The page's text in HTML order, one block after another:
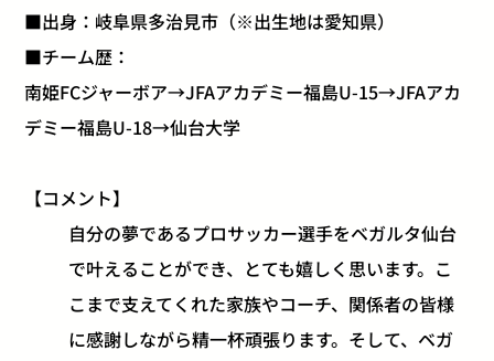
■出身：岐阜県多治見市（※出生地は愛知県）
■チーム歴：
南姫FCジャーボア→JFAアカデミー福島U-15→JFAアカ
デミー福島U-18→仙台大学
【コメント】
自分の夢であるプロサッカー選手をベガルタ仙台
で叶えることができ、とても嬉しく思います。こ
こまで支えてくれた家族やコーチ、関係者の皆様
に感謝しながら精一杯頑張ります。そして、ベガ